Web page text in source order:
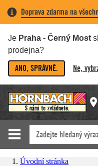
Doprava zdarma na
Je Praha - Černý Most
prodejna?
ANO, SPRÁVNĚ. Ne,
Úvodní stránka